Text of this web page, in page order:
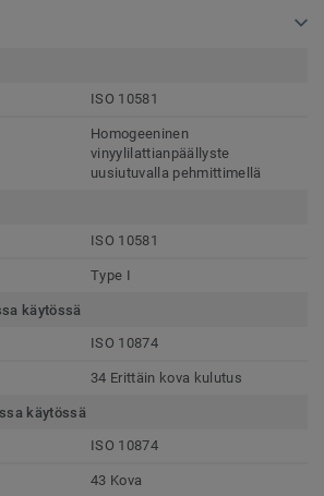
ISO 10581
Homogeeninen
vinyylilattianpäällyste
uusiutuvalla pehmittimellä
ISO 10581
Type I
käytössä
ISO 10874
34 Erittäin kova kulutus
käytössä
ISO 10874
43 Kova